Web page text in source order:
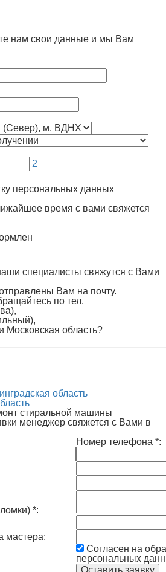
нам свои данные и мы Вам
2
персональных данных
время с вами свяжется
специалисты свяжутся с Вами
Вам на почту.
по тел.
Московская область?
область
стиральной машины
менеджер свяжется с Вами в
Номер телефона *:
*:
мастера:
Согласен на
персональных